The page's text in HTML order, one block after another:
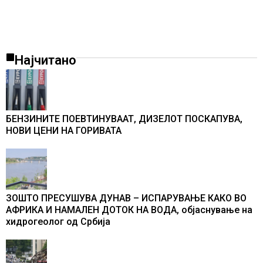
Најчитано
БЕНЗИНИТЕ ПОЕВТИНУВААТ, ДИЗЕЛОТ ПОСКАПУВА,
НОВИ ЦЕНИ НА ГОРИВАТА
ЗОШТО ПРЕСУШУВА ДУНАВ – ИСПАРУВАЊЕ КАКО ВО
АФРИКА И НАМАЛЕН ДОТОК НА ВОДА, објаснување на
хидрогеолог од Србија